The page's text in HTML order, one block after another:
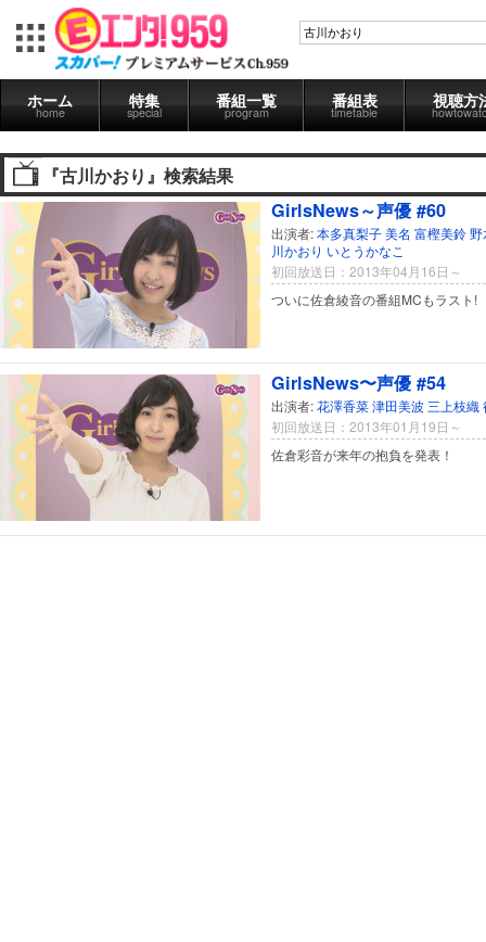
ホーム
home
特集
special
番組一覧
program
番組表
timetable
視聴方
『古川かおり』検索結果
GirlsNews～声優 #60
出演者:本多真梨子美名 富樫美鈴野
川かおり いとうかなこ
初回放送日：2013年04月16日～
ついに佐倉綾音の番組MCもラスト!
GirlsNews〜声優 #54
出演者:花澤香菜津田美波 三上枝織
初回放送日：2013年01月19日～
佐倉彩音が来年の抱負を発表！